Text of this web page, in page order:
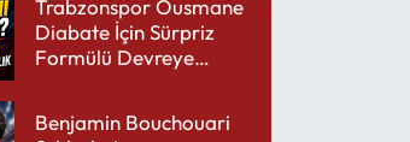
Trabzonspor Ousmane
Diabate İçin Sürpriz
Formülü Devreye
Benjamin Bouchouari